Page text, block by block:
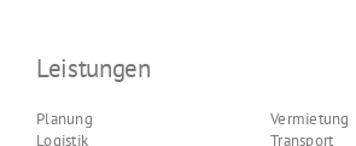
Leistungen
Planung
Logistik
Vermietung
Transport